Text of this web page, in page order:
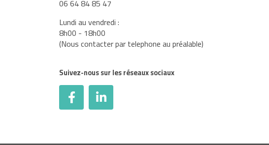
06 64 84 85 47
Lundi au vendredi :
8h00 - 18h00
(Nous contacter par telephone au préalable)
Suivez-nous sur les réseaux sociaux